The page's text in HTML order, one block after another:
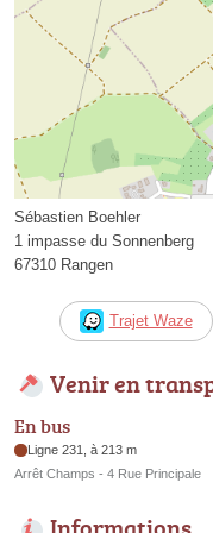
Sébastien Boehler
1 impasse du Sonnenberg
67310 Rangen
Trajet Waze
Venir en
En bus
Ligne 231, à 213 m
Arrêt Champs - 4 Rue Principale